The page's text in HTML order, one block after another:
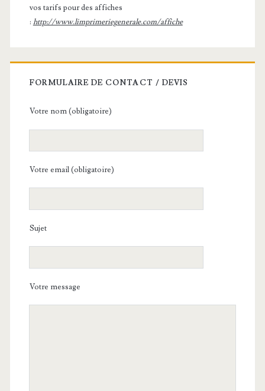
vos tarifs pour des affiches
: http://www.limprimeriegenerale.com/affiche
FORMULAIRE DE CONTACT / DEVIS
Votre nom (obligatoire)
Votre email (obligatoire)
Sujet
Votre message